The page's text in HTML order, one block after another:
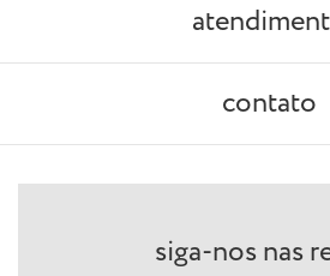
contato
siga-nos nas